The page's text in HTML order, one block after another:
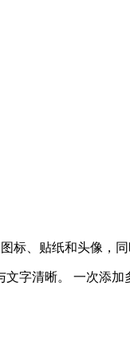
标、贴纸和头像，
字清晰。 一次添加